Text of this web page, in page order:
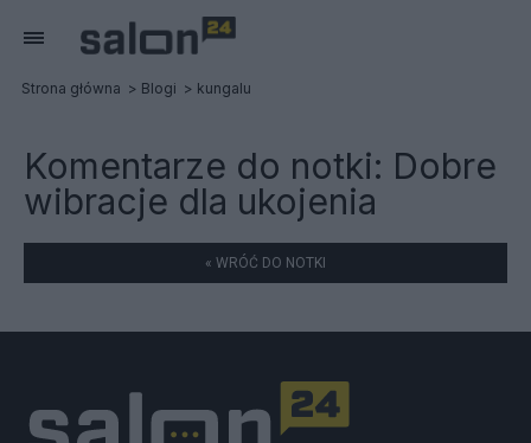
Strona główna Blogi kungalu
Komentarze do notki: Dobre
wibracje dla ukojenia
« WRÓĆ DO NOTKI